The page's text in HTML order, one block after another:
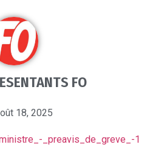
FO
18, 2025
_preavis_de_greve_-1